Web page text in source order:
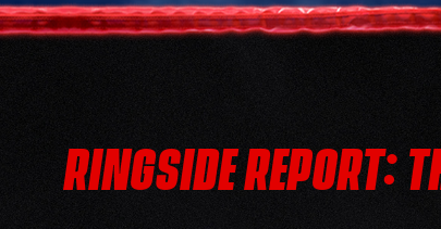
RINGSIDE REPORT: